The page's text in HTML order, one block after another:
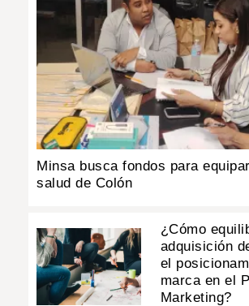
Minsa busca fondos para
salud de Colón
¿Cómo
adquisición
el
marca en el
Marketing?